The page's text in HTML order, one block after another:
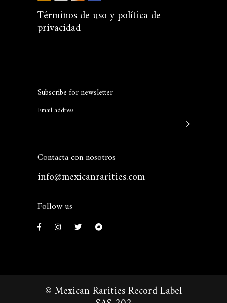
Términos de uso y política de
privacidad
Subscribe for newsletter
Contacta con nosotros
info@mexicanrarities.com
Follow us
© Mexican Rarities Record Label